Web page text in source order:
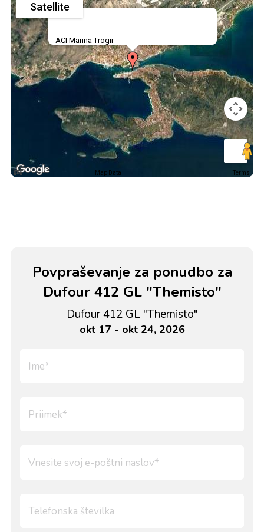
ACI Marina Trogir
Satellite
Map Data Terms
Povpraševanje za ponudbo za
Dufour 412 GL "Themisto"
Dufour 412 GL "Themisto"
okt 17 - okt 24, 2026